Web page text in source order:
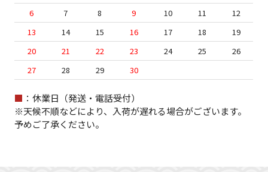
6
7 8 9 10 11
12
13
14 15 16 17 18
19
20
21 22 23 24 25
26
27
28 29 30
■ ：休業日（発送・電話受付）
※天候不順などにより、入荷が遅れる場合がございます。
予めご了承ください。